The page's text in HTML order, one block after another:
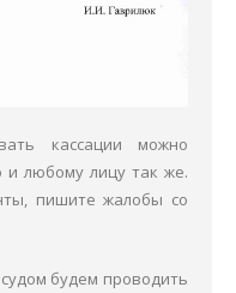
кассации можно
и любому лицу так же.
пишите жалобы со
будем проводить